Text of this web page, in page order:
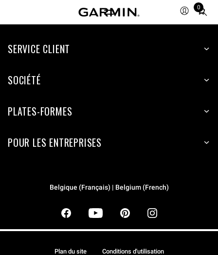
0
Total
items
cart:
SERVICE CLIENT
SOCIÉTÉ
PLATES-FORMES
POUR LES ENTREPRISES
Belgique (Français) | Belgium (French)
Plan du site Conditions d'utilisation